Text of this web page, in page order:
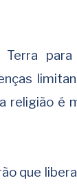
para
religião é
que